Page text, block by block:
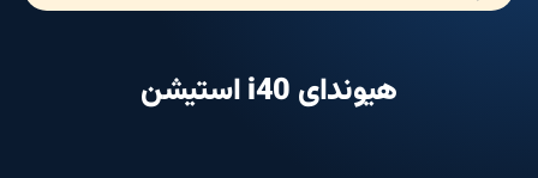
هیوندای i40 استیشن